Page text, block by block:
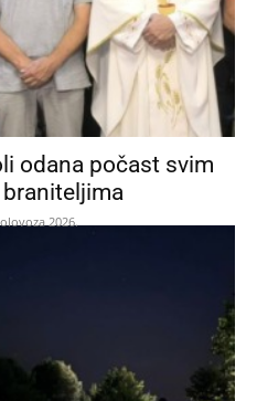
odana počast svim
2026.